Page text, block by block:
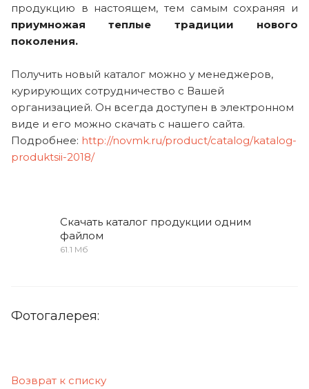
продукцию в настоящем, тем самым сохраняя и
приумножая теплые традиции нового
поколения.
Получить новый каталог можно у менеджеров,
курирующих сотрудничество с Вашей
организацией. Он всегда доступен в электронном
виде и его можно скачать с нашего сайта.
Подробнее: http://novmk.ru/product/catalog/katalog-
produktsii-2018/
Скачать каталог продукции одним
файлом
61.1 Мб
Фотогалерея:
Возврат к списку